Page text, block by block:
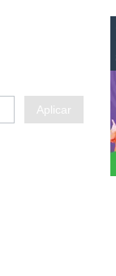
Aplicar